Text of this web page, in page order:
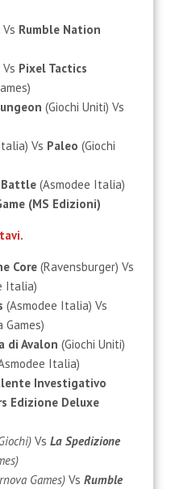
Rumble Nation
Pixel Tactics
(Giochi Uniti) Vs
Vs Paleo (Giochi
Battle(Asmodee Italia)
(MS Edizioni)
Core(Ravensburger) Vs
Italia)
(Asmodee Italia) Vs
Games)
di Avalon (Giochi Uniti)
Italia)
Investigativo
Edizione Deluxe
Vs La Spedizione
Games)Vs Rumble